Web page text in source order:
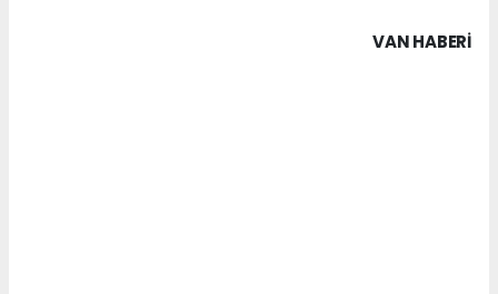
VAN HABERİ